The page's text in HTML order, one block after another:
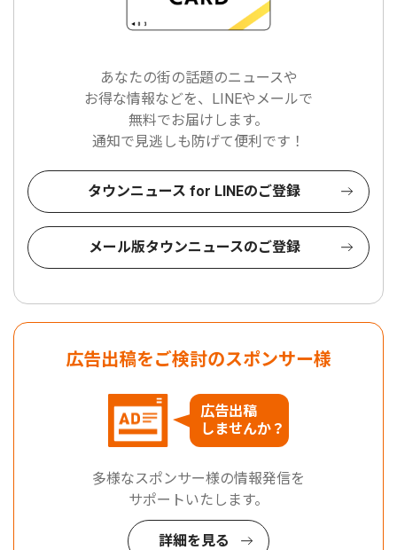
あなたの街の話題のニュースや
お得な情報などを、LINEやメールで
無料でお届けします。
通知で見逃しも防げて便利です！
タウンニュース for LINEのご登録
メール版タウンニュースのご登録
広告出稿をご検討のスポンサー様
広告出稿
しませんか？
多様なスポンサー様の情報発信を
サポートいたします。
詳細を見る